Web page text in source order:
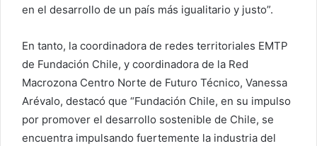
en el desarrollo de un país más igualitario y justo”.
En tanto, la coordinadora de redes territoriales EMTP
de Fundación Chile, y coordinadora de la Red
Macrozona Centro Norte de Futuro Técnico, Vanessa
Arévalo, destacó que “Fundación Chile, en su impulso
por promover el desarrollo sostenible de Chile, se
encuentra impulsando fuertemente la industria del